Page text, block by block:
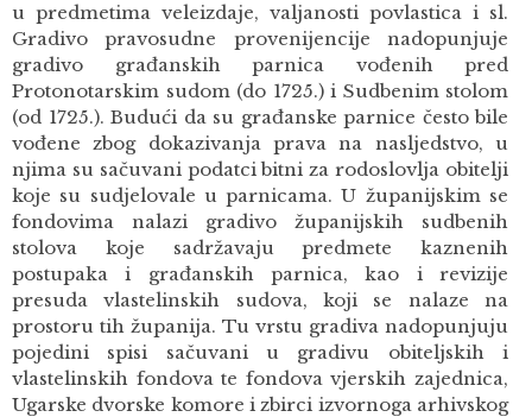
u predmetima veleizdaje, valjanosti povlastica i sl.
Gradivo pravosudne provenijencije nadopunjuje
gradivo građanskih parnica vođenih pred
Protonotarskim sudom (do 1725.) i Sudbenim stolom
(od 1725.). Budući da su građanske parnice često bile
vođene zbog dokazivanja prava na nasljedstvo, u
njima su sačuvani podatci bitni za rodoslovlja obitelji
koje su sudjelovale u parnicama. U županijskim se
fondovima nalazi gradivo županijskih sudbenih
stolova koje sadržavaju predmete kaznenih
postupaka i građanskih parnica, kao i revizije
presuda vlastelinskih sudova, koji se nalaze na
prostoru tih županija. Tu vrstu gradiva nadopunjuju
pojedini spisi sačuvani u gradivu obiteljskih i
vlastelinskih fondova te fondova vjerskih zajednica,
Ugarske dvorske komore i zbirci izvornoga arhivskog